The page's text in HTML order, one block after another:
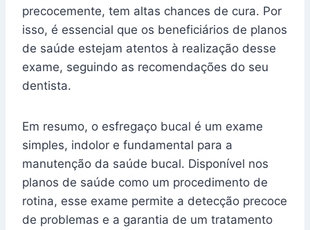
precocemente, tem altas chances de cura. Por
isso, é essencial que os beneficiários de planos
de saúde estejam atentos à realização desse
exame, seguindo as recomendações do seu
dentista.
Em resumo, o esfregaço bucal é um exame
simples, indolor e fundamental para a
manutenção da saúde bucal. Disponível nos
planos de saúde como um procedimento de
rotina, esse exame permite a detecção precoce
de problemas e a garantia de um tratamento